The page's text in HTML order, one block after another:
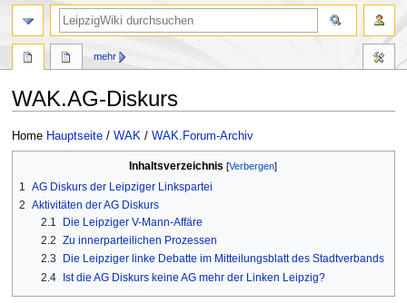
WAK.AG-Diskurs
Zur
Navigation
Zur
Suche
Home Hauptseite/ WAK / WAK.Forum-Archiv
Inhaltsverzeichnis
1
AG Diskurs der Leipziger Linkspartei
2 Aktivitäten der AG Diskurs
2.1
Die Leipziger V-Mann-Affäre
2.2 Zu innerparteilichen Prozessen
2.3
Die Leipziger linke Debatte im Mitteilungsblatt des Stadtverbands
2.4 Ist die AG Diskurs keine AG mehr der Linken Leipzig?
mehr